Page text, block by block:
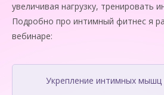
увеличивая нагрузку, тренировать
Подробно про интимный фитнес я
вебинаре:
Укрепление интимных мышц